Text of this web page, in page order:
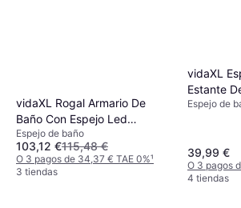
vidaXL Rogal Armario De
Baño Con Espejo Led
50x13x70 cm
Espejo de baño
103,12 €115,48 €
O 3 pagos de 34,37 € TAE 0%¹
3 tiendas
vidaXL
Estante
50x60
Espejo de
39,99 €
O 3 pagos
4 tiendas